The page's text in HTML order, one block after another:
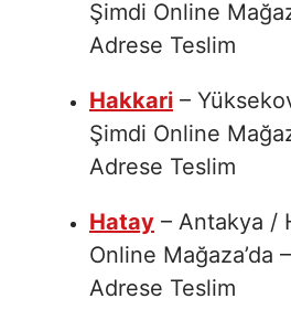
Şimdi Online
Adrese Teslim
Hakkari –
Şimdi Online
Adrese Teslim
Hatay – Antakya /
Online Mağaza’da
Adrese Teslim